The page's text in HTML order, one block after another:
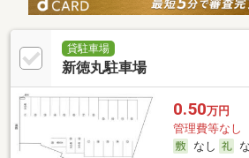
貸駐車場
新徳丸駐車場
0.50万円
管理費等なし
なし